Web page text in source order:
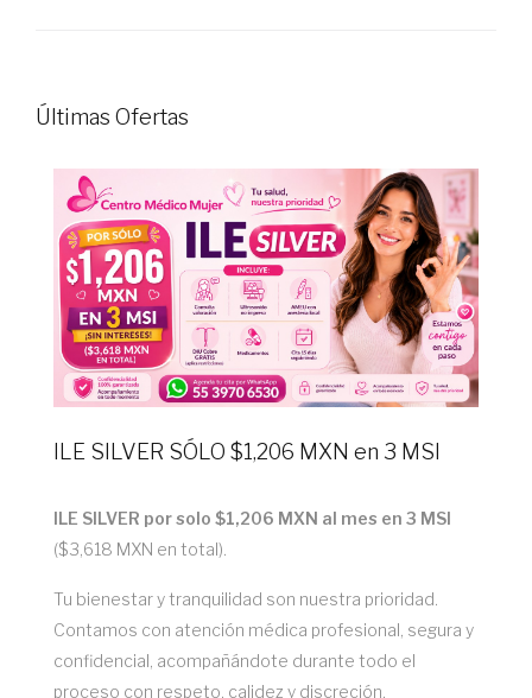
Últimas Ofertas
ILE SILVER SÓLO $1,206 MXN en 3 MSI
ILE SILVER por solo $1,206 MXN al mes en 3 MSI
($3,618 MXN en total).
Tu bienestar y tranquilidad son nuestra prioridad.
Contamos con atención médica profesional, segura y
confidencial, acompañándote durante todo el
proceso con respeto, calidez y discreción.